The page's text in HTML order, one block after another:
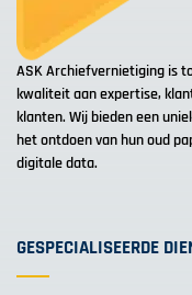
ASK Archiefvernietiging is
kwaliteit aan expertise,
klanten. Wij bieden een
het ontdoen van hun oud
digitale data.
GESPECIALISEERDE